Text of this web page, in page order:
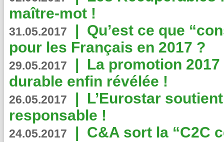
maître-mot !
31.05.2017 | Qu’est ce que
pour les Français en 2017 ?
29.05.2017 | La promotion
durable enfin révélée !
26.05.2017 | L’Eurostar
responsable !
24.05.2017 | C&A sort la “C2C